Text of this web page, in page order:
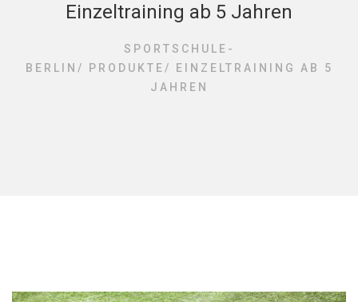
Einzeltraining ab 5 Jahren
SPORTSCHULE-
BERLIN / PRODUKTE /
EINZELTRAINING AB 5
JAHREN